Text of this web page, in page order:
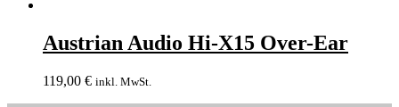
Austrian Audio Hi-X15 Over-Ear
119,00 € inkl. MwSt.